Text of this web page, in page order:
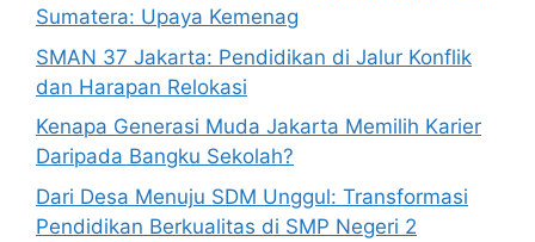
Sumatera: Upaya Kemenag
SMAN 37 Jakarta: Pendidikan di Jalur Konflik
dan Harapan Relokasi
Kenapa Generasi Muda Jakarta Memilih Karier
Daripada Bangku Sekolah?
Dari Desa Menuju SDM Unggul: Transformasi
Pendidikan Berkualitas di SMP Negeri 2